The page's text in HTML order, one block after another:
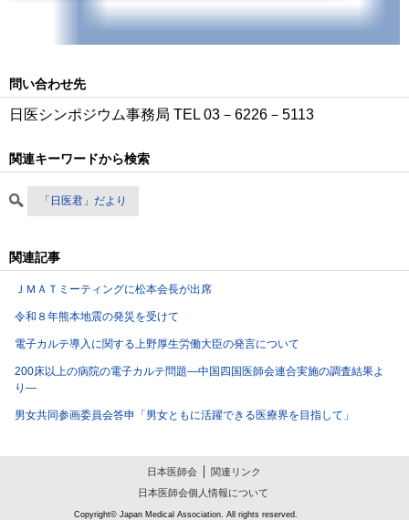
問い合わせ先
日医シンポジウム事務局 TEL 03－6226－5113
関連キーワードから検索
「日医君」だより
関連記事
ＪＭＡＴミーティングに松本会長が出席
令和８年熊本地震の発災を受けて
電子カルテ導入に関する上野厚生労働大臣の発言について
200床以上の病院の電子カルテ問題―中国四国医師会連合実施の調査結果よ
り―
男女共同参画委員会答申「男女ともに活躍できる医療界を目指して」
日本医師会
関連リンク
日本医師会個人情報について
Copyright© Japan Medical Association. All rights reserved.